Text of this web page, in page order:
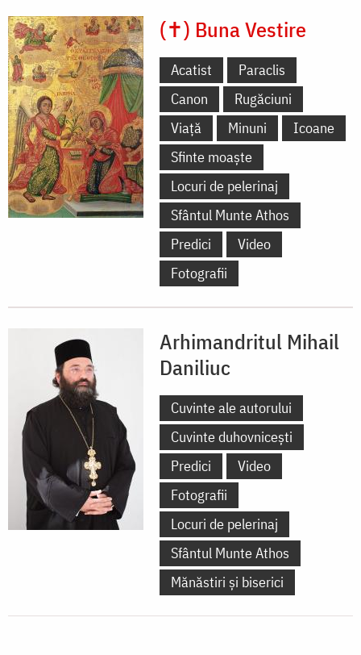
(✝) Buna Vestire
Acatist
Paraclis
Canon
Rugăciuni
Viață
Minuni
Icoane
Sfinte moaște
Locuri de pelerinaj
Sfântul Munte Athos
Predici
Video
Fotografii
Arhimandritul Mihail
Daniliuc
Cuvinte ale autorului
Cuvinte duhovnicești
Predici
Video
Fotografii
Locuri de pelerinaj
Sfântul Munte Athos
Mănăstiri și biserici